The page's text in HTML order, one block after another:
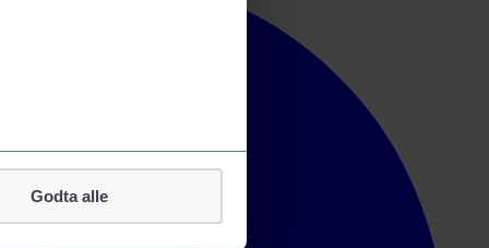
Godta alle